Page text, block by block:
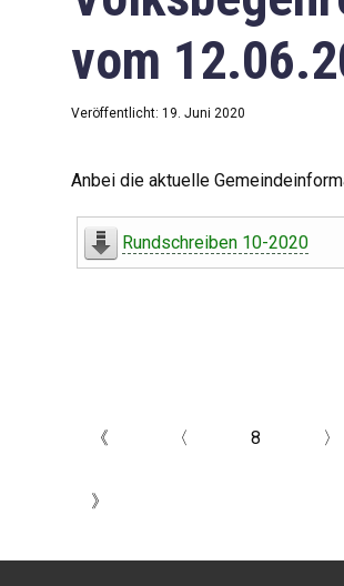
vom
Veröffentlicht: 19. Juni 2020
Anbei die aktuelle
Rundschreiben 10-2020
《 〈 8 〉
》